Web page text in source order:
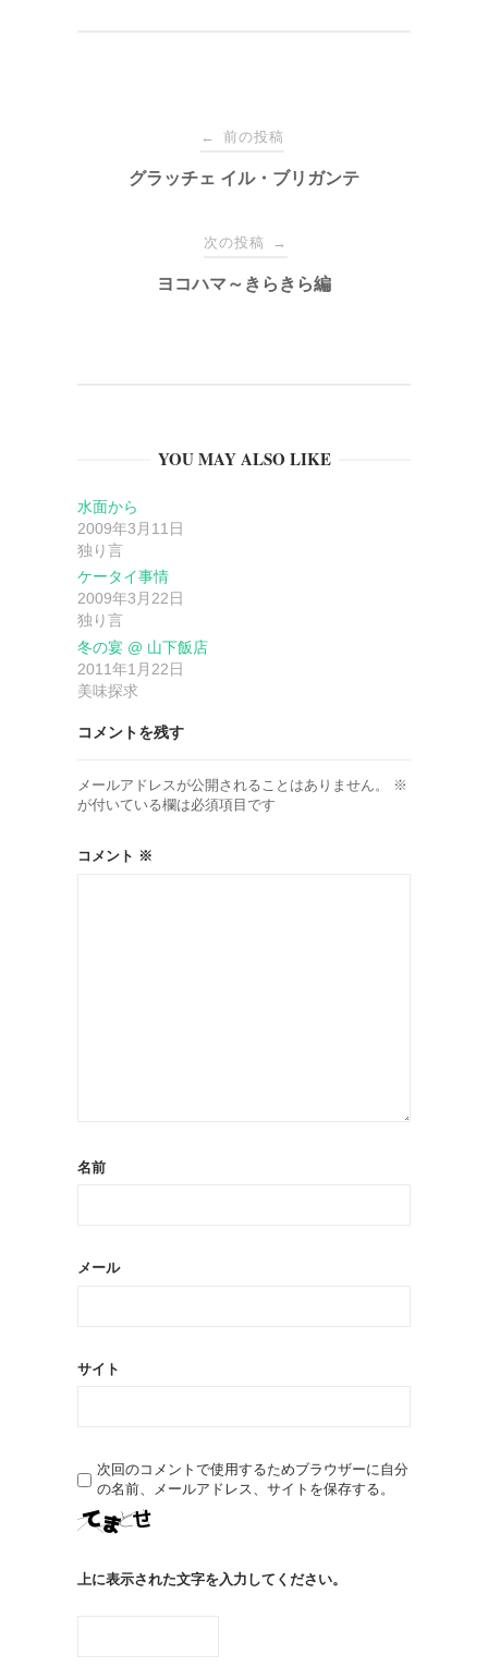
ョ
ン
← 前の投稿
グラッチェ イル・ブリガンテ
次の投稿 →
ヨコハマ～きらきら編
YOU MAY ALSO LIKE
水面から
2009年3月11日
独り言
ケータイ事情
2009年3月22日
独り言
冬の宴 @ 山下飯店
2011年1月22日
美味探求
コメントを残す
メールアドレスが公開されることはありません。
※
が付いている欄は必須項目です
コメント ※
名前
メール
サイト
次回のコメントで使用するためブラウザーに自分
の名前、メールアドレス、サイトを保存する。
上に表示された文字を入力してください。